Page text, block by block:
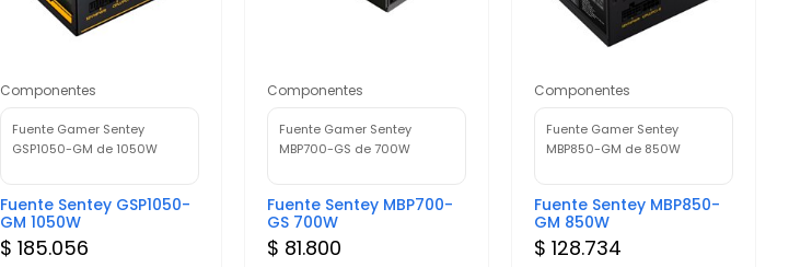
Componentes
Fuente Gamer Sentey
GSP1050-GM de 1050W
Fuente Sentey GSP1050-
GM 1050W
$ 185.056
Componentes
Fuente Gamer Sentey
MBP700-GS de 700W
Fuente Sentey MBP700-
GS 700W
$ 81.800
Componentes
Fuente Gamer Sentey
MBP850-GM de 850W
Fuente Sentey MBP850-
GM 850W
$ 128.734